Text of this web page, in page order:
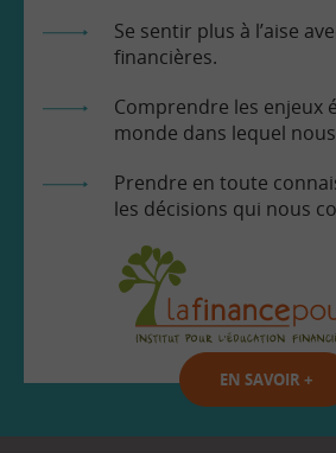
Se sentir plus à l’aise
financières.
Comprendre les enjeux
monde dans lequel
Prendre en toute
les décisions qui nous
EN SAVOIR +